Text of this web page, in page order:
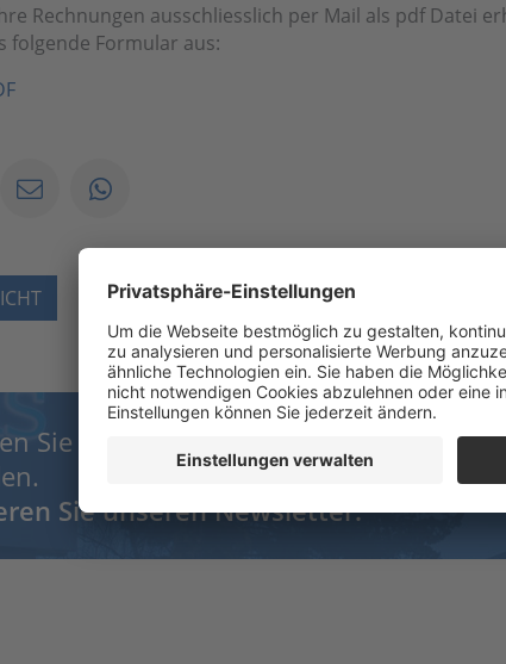
Rechnungen ausschliesslich per Mail als pdf Datei
folgende Formular aus:
Sie nichts und bleiben Sie immer auf
Sie unseren Newsletter.